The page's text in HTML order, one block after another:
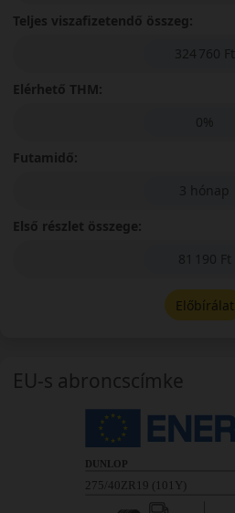
Teljes viszafizetendő összeg:
324 760 Ft
Elérhető THM:
0%
Futamidő:
3 hónap
Első részlet összege:
81 190 Ft
Előbírálat
EU-s abroncscímke